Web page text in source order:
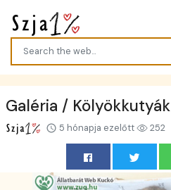
Galéria / Kölyökkutyák
5 hónapja ezelőtt 252